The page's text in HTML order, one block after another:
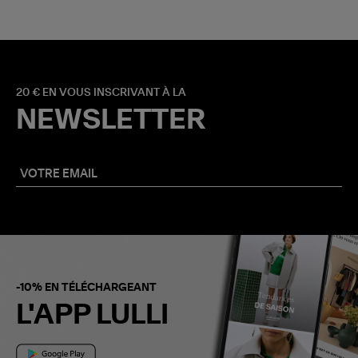
20 € EN VOUS INSCRIVANT À LA
NEWSLETTER
-10% EN TÉLÉCHARGEANT
L'APP LULLI